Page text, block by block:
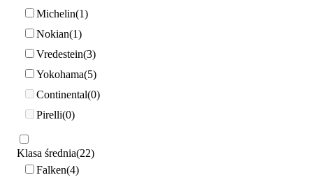
Michelin 1
Nokian 1
Vredestein 3
Yokohama 5
Continental 0
Pirelli 0
Klasa średnia 22
Falken 4